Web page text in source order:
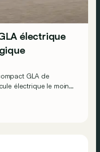
électrique
GLA de
électrique le moins